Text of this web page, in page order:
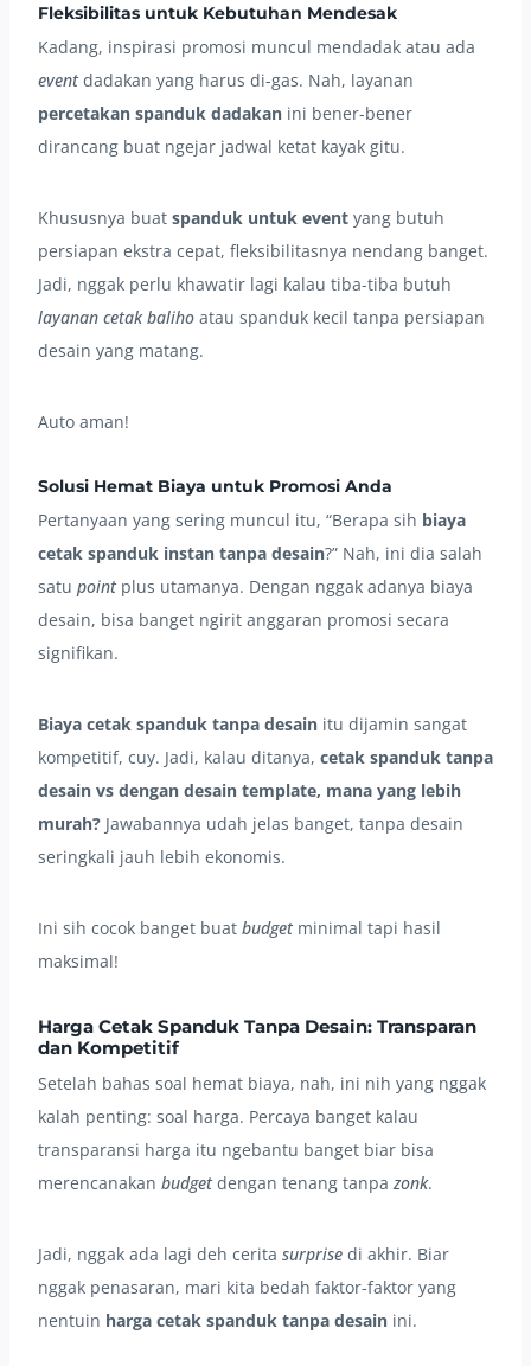
Fleksibilitas untuk Kebutuhan Mendesak
Kadang, inspirasi promosi muncul mendadak atau ada
eventdadakan yang harus di-gas. Nah, layanan
percetakan spanduk dadakan ini bener-bener
dirancang buat ngejar jadwal ketat kayak gitu.
Khususnya buat spanduk untuk event yang butuh
persiapan ekstra cepat, fleksibilitasnya nendang banget.
Jadi, nggak perlu khawatir lagi kalau tiba-tiba butuh
layanan cetak baliho atau spanduk kecil tanpa persiapan
desain yang matang.
Auto aman!
Solusi Hemat Biaya untuk Promosi Anda
Pertanyaan yang sering muncul itu, “Berapa sih biaya
cetak spanduk instan tanpa desain?” Nah, ini dia salah
satu pointplus utamanya. Dengan nggak adanya biaya
desain, bisa banget ngirit anggaran promosi secara
signifikan.
Biaya cetak spanduk tanpa desain itu dijamin sangat
kompetitif, cuy. Jadi, kalau ditanya, cetak spanduk tanpa
desain vs dengan desain template, mana yang lebih
murah? Jawabannya udah jelas banget, tanpa desain
seringkali jauh lebih ekonomis.
Ini sih cocok banget buat budgetminimal tapi hasil
maksimal!
Harga Cetak Spanduk Tanpa Desain: Transparan
dan Kompetitif
Setelah bahas soal hemat biaya, nah, ini nih yang nggak
kalah penting: soal harga. Percaya banget kalau
transparansi harga itu ngebantu banget biar bisa
merencanakan budgetdengan tenang tanpa zonk.
Jadi, nggak ada lagi deh cerita surprise di akhir. Biar
nggak penasaran, mari kita bedah faktor-faktor yang
nentuin harga cetak spanduk tanpa desain ini.